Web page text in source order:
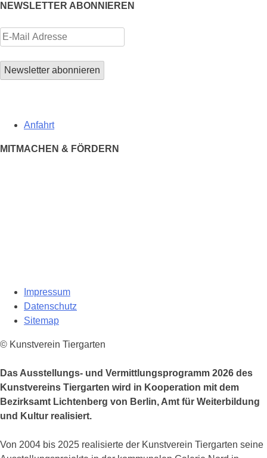
NEWSLETTER ABONNIEREN
Anfahrt
MITMACHEN & FÖRDERN
Impressum
Datenschutz
Sitemap
© Kunstverein Tiergarten
Das Ausstellungs- und Vermittlungsprogramm 2026 des
Kunstvereins Tiergarten wird in Kooperation mit dem
Bezirksamt Lichtenberg von Berlin, Amt für Weiterbildung
und Kultur realisiert.
Von 2004 bis 2025 realisierte der Kunstverein Tiergarten seine